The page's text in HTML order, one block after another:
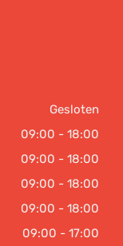
Gesloten
09:00 - 18:00
09:00 - 18:00
09:00 - 18:00
09:00 - 18:00
09:00 - 17:00